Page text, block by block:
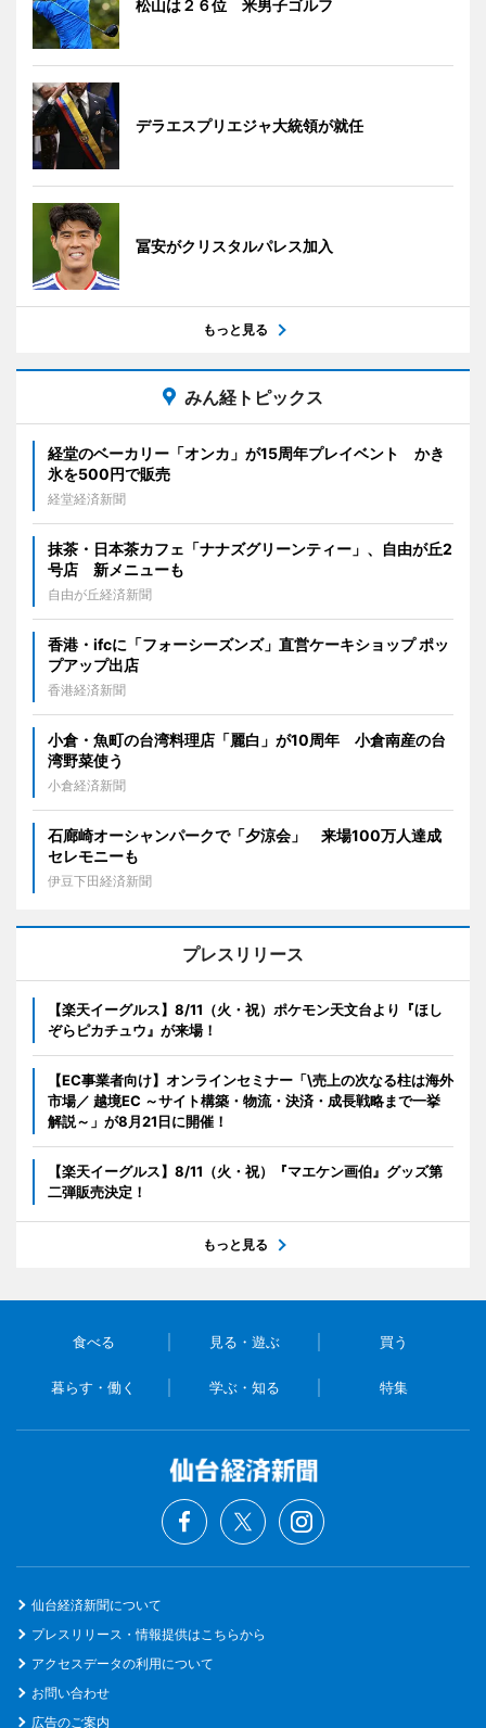
松山は２６位 米男子ゴルフ
デラエスプリエジャ大統領が就任
冨安がクリスタルパレス加入
もっと見る
みん経トピックス
経堂のベーカリー「オンカ」が15周年プレイベント かき
氷を500円で販売
経堂経済新聞
抹茶・日本茶カフェ「ナナズグリーンティー」、自由が丘2
号店 新メニューも
自由が丘経済新聞
香港・ifcに「フォーシーズンズ」直営ケーキショップ ポッ
プアップ出店
香港経済新聞
小倉・魚町の台湾料理店「麗白」が10周年 小倉南産の台
湾野菜使う
小倉経済新聞
石廊崎オーシャンパークで「夕涼会」 来場100万人達成
セレモニーも
伊豆下田経済新聞
プレスリリース
【楽天イーグルス】8/11（火・祝）ポケモン天文台より『ほし
ぞらピカチュウ』が来場！
【EC事業者向け】オンラインセミナー「\売上の次なる柱は海外
市場／ 越境EC ～サイト構築・物流・決済・成長戦略まで一挙
解説～」が8月21日に開催！
【楽天イーグルス】8/11（火・祝）『マエケン画伯』グッズ第
二弾販売決定！
もっと見る
食べる 見る・遊ぶ 買う
暮らす・働く 学ぶ・知る 特集
仙台経済新聞について
プレスリリース・情報提供はこちらから
アクセスデータの利用について
お問い合わせ
広告のご案内